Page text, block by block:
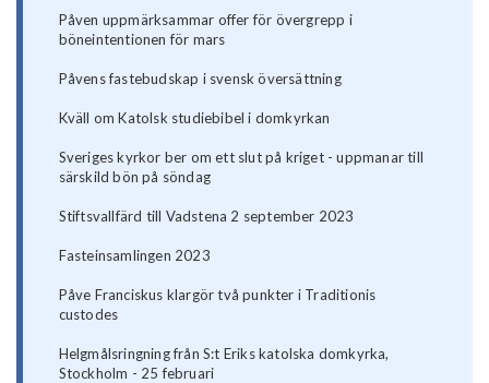
Påven uppmärksammar offer för övergrepp i
böneintentionen för mars
Påvens fastebudskap i svensk översättning
Kväll om Katolsk studiebibel i domkyrkan
Sveriges kyrkor ber om ett slut på kriget - uppmanar till
särskild bön på söndag
Stiftsvallfärd till Vadstena 2 september 2023
Fasteinsamlingen 2023
Påve Franciskus klargör två punkter i Traditionis
custodes
Helgmålsringning från S:t Eriks katolska domkyrka,
Stockholm - 25 februari